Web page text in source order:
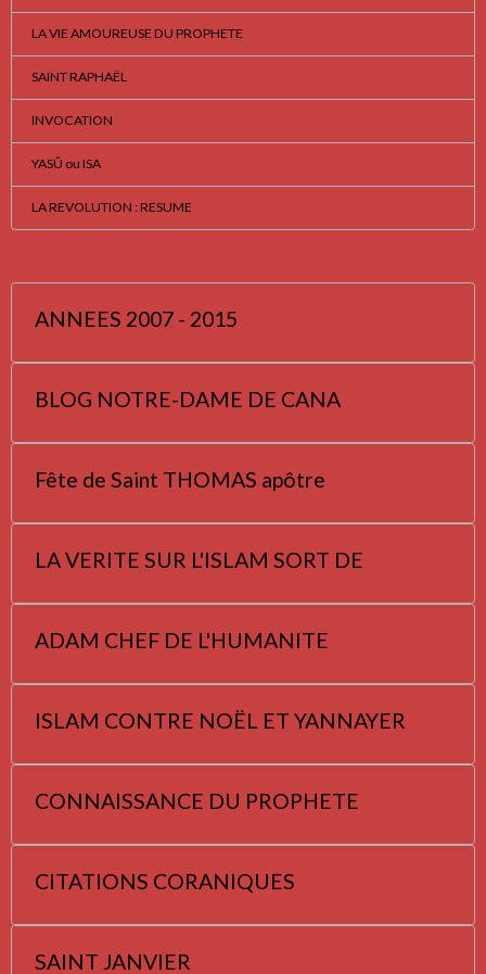
LA VIE AMOUREUSE DU PROPHETE
SAINT RAPHAËL
INVOCATION
YASÛ ou ISA
LA REVOLUTION : RESUME
ANNEES 2007 - 2015
BLOG NOTRE-DAME DE CANA
Fête de Saint THOMAS apôtre
LA VERITE SUR L'ISLAM SORT DE
ADAM CHEF DE L'HUMANITE
ISLAM CONTRE NOËL ET YANNAYER
CONNAISSANCE DU PROPHETE
CITATIONS CORANIQUES
SAINT JANVIER